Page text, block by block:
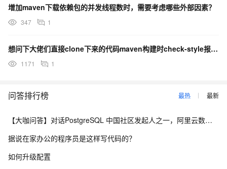
增加maven下载依赖包的并发线程数时，需要考虑哪些外部因素？
347 1
想问下大佬们直接clone下来的代码maven构建时check-style报错，是因为没有正确配置好
1171 1
问答排行榜 最热 最新
【大咖问答】对话PostgreSQL 中国社区发起人之一，阿里云数据库高级专家 德哥
据说在家办公的程序员是这样写代码的？
如何升级配置